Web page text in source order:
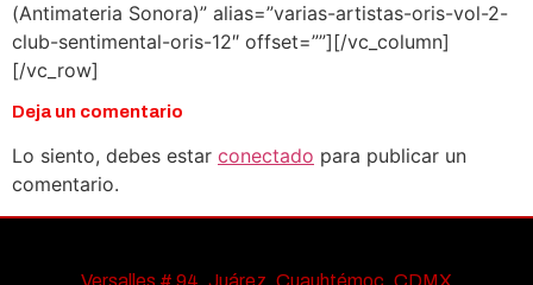
(Antimateria Sonora)” alias=”varias-artistas-oris-vol-2-
club-sentimental-oris-12″ offset=””][/vc_column]
[/vc_row]
Deja un comentario
Lo siento, debes estar conectado para publicar un
comentario.
Versalles # 94, Juárez, Cuauhtémoc, CDMX